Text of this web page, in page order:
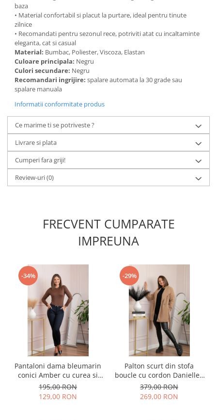
baza
• Material confortabil si placut la purtare, ideal pentru tinute
zilnice
• Recomandati pentru sezonul rece, potriviti atat cu incaltaminte
eleganta, cat si casual
Material: Bumbac, Poliester, Viscoza, Elastan
Culoare principala: Negru
Culori secundare: Negru
Recomandari ingrijire: spalare automata la 30 grade sau
spalare manuala
Informatii conformitate produs
Ce marime ti se potriveste ?
Livrare si plata
Cumperi fara griji!
Review-uri(0)
FRECVENT CUMPARATE
IMPREUNA
-34%
Pantaloni dama bleumarin
conici Amber cu curea si
buzunare functionale
195,00 RON
129,00 RON
-29%
Palton scurt din stofa
boucle cu cordon Danielle -
Camel
379,00 RON
269,00 RON